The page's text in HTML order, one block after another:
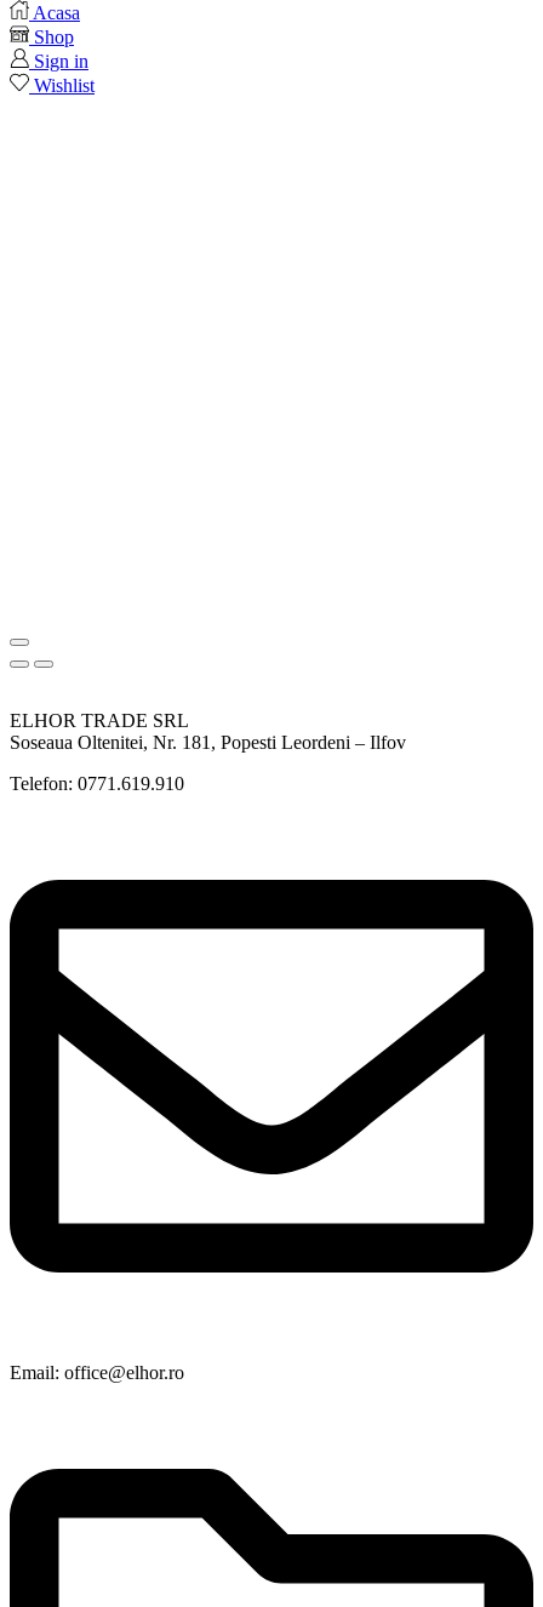
Acasa
Shop
Sign in
Wishlist
ELHOR TRADE SRL
Soseaua Oltenitei, Nr. 181, Popesti Leordeni – Ilfov
Telefon: 0771.619.910
Email: office@elhor.ro